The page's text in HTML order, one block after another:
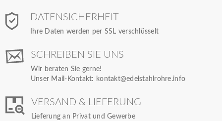
DATENSICHERHEIT
Ihre Daten werden per SSL verschlüsselt
SCHREIBEN SIE UNS
Wir beraten Sie gerne!
Unser Mail-Kontakt: kontakt@edelstahlrohre.info
VERSAND & LIEFERUNG
Lieferung an Privat und Gewerbe